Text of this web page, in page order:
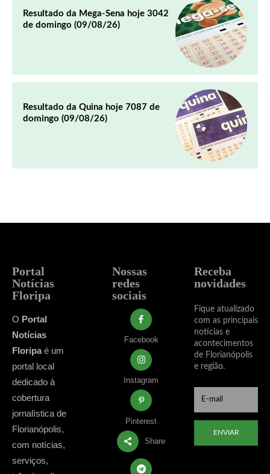
Resultado da Mega-Sena hoje 3042
de domingo (09/08/26)
Resultado da Quina hoje 7087 de
domingo (09/08/26)
Portal
Notícias
Floripa
O Portal
Notícias
Floripaé um
portal local
dedicado à
cobertura
jornalística de
Florianópolis,
com notícias,
serviços,
Nossas
redes
sociais
Facebook
Instagram
Pinterest
Share
Receba
novidades
Fique atualizado
com as principais
notícias e
acontecimentos
de Florianópolis
e região.
ENVIAR